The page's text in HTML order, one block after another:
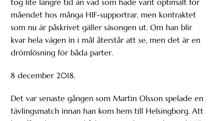
tog lite längre tid än vad som hade varit optimalt för
måendet hos många HIF-supportrar, men kontraktet
som nu är påskrivet gäller säsongen ut. Om han blir
kvar hela vägen in i mål återstår att se, men det är en
drömlösning för båda parter.
8 december 2018.
Det var senaste gången som Martin Olsson spelade en
tävlingsmatch innan han kom hem till Helsingborg. Att